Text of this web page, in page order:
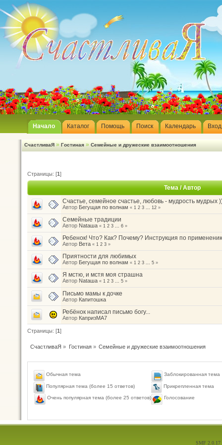
Начало Каталог Помощь Поиск Календарь Вход
СчастливаЯ » Гостиная » Семейные и дружеские взаимоотношения
Страницы: [1]
Тема/Автор
Счастье, семейное счастье, любовь - мудрость мудрых
Автор Бегущая по волнам « 1 2 3 ... 12 »
Семейные традиции
Автор Nataшa « 1 2 3 ... 6 »
Ребенок! Что? Как? Почему? Инструкция по
Автор Вета « 1 2 3 »
Приятности для любимых
Автор Бегущая по волнам « 1 2 3 ... 5 »
Я мстю, и мстя моя страшна
Автор Nataшa « 1 2 3 ... 5 »
Письмо мамы к дочке
Автор Капитошка
Ребёнок написал письмо богу...
Автор КапризМА7
Страницы: [1]
СчастливаЯ » Гостиная» Семейные и дружеские взаимоотношения
Обычная тема
Популярная тема (более 15 ответов)
Очень популярная тема (более 25 ответов)
Заблокированная тема
Прикрепленная тема
Голосование
SMF 2.0.17